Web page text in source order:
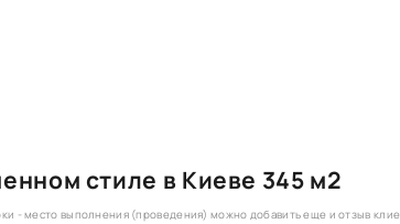
стиле в Киеве 345 м2
- место выполнения (проведения) можно добавить еще и отзыв